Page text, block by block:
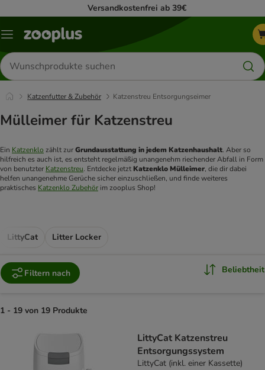
Versandkostenfrei ab 39€
Menü
Produkte
suchen
Katzenfutter & Zubehör Katzenstreu Entsorgungseimer
Mülleimer für Katzenstreu
Ein Katzenklo zählt zur Grundausstattung in jedem Katzenhaushalt. Aber so
hilfreich es auch ist, es entsteht regelmäßig unangenehm riechender Abfall in Form
von benutzter Katzenstreu. Entdecke jetzt Katzenklo Mülleimer, die dir dabei
helfen unangenehme Gerüche sicher einzuschließen, und finde weiteres
praktisches Katzenklo Zubehör
LittyCat Litter Locker
Filtern nach Beliebtheit
1 - 19 von 19 Produkte
LittyCat Katzenstreu
Entsorgungssystem
LittyCat (inkl. einer Kassette)